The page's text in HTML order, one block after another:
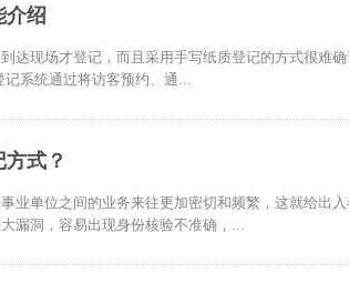
介绍
达现场才登记，而且采用手写纸质登记的方式很
系统通过将访客预约、通...
式？
业单位之间的业务来往更加密切和频繁，这就给出
漏洞，容易出现身份核验不准确，...